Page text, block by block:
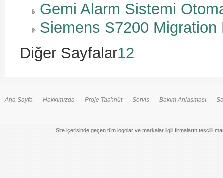
Gemi Alarm Sistemi
Siemens S7200 Migration
Diğer Sayfalar12
Ana Sayfa Hakkımızda Proje Taahhüt Servis Bakım Anlaşması
Site içerisinde geçen tüm logolar ve markalar ilgili firmaların tescilli